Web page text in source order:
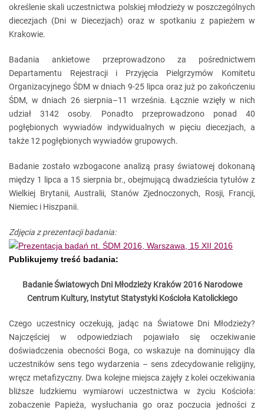
określenie skali uczestnictwa polskiej młodzieży w poszczególnych
diecezjach (Dni w Diecezjach) oraz w spotkaniu z papieżem w
Krakowie.
Badania ankietowe przeprowadzono za pośrednictwem
Departamentu Rejestracji i Przyjęcia Pielgrzymów Komitetu
Organizacyjnego ŚDM w dniach 9-25 lipca oraz już po zakończeniu
ŚDM, w dniach 26 sierpnia–11 września. Łącznie wzięły w nich
udział 3142 osoby. Ponadto przeprowadzono ponad 40
pogłębionych wywiadów indywidualnych w pięciu diecezjach, a
także 12 pogłębionych wywiadów grupowych.
Badanie zostało wzbogacone analizą prasy światowej dokonaną
między 1 lipca a 15 sierpnia br., obejmującą dwadzieścia tytułów z
Wielkiej Brytanii, Australii, Stanów Zjednoczonych, Rosji, Francji,
Niemiec i Hiszpanii.
Zdjęcia z prezentacji badania:
Publikujemy treść badania:
Badanie Światowych Dni Młodzieży Kraków 2016 Narodowe
Centrum Kultury, Instytut Statystyki Kościoła Katolickiego
Czego uczestnicy oczekują, jadąc na Światowe Dni Młodzieży?
Najczęściej w odpowiedziach pojawiało się oczekiwanie
doświadczenia obecności Boga, co wskazuje na dominujący dla
uczestników sens tego wydarzenia – sens zdecydowanie religijny,
wręcz metafizyczny. Dwa kolejne miejsca zajęły z kolei oczekiwania
bliższe ludzkiemu wymiarowi uczestnictwa w życiu Kościoła:
zobaczenie Papieża, wysłuchania go oraz poczucia jedności z